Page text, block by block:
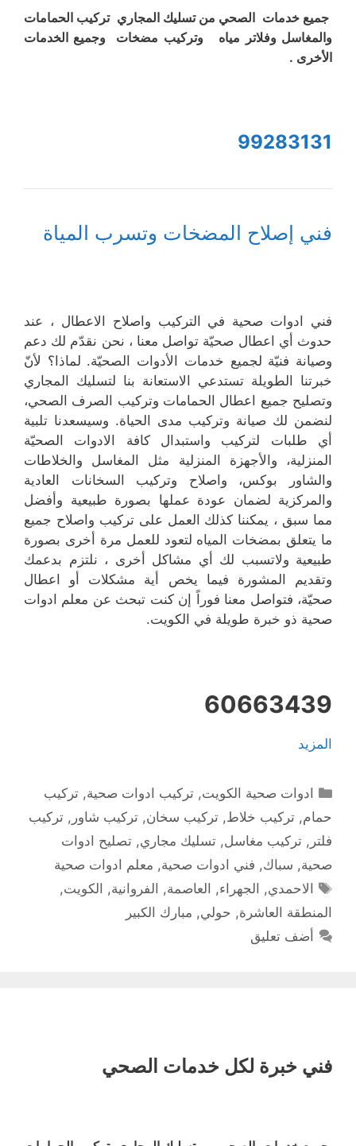
جميع خدمات الصحي من تسليك المجاري تركيب الحمامات
والمغاسل وفلاتر مياه وتركيب مضخات وجميع الخدمات
الأخرى .
99283131
فني إصلاح المضخات وتسرب المياة
فني ادوات صحية في التركيب واصلاح الاعطال ، عند
حدوث أي اعطال صحيّة تواصل معنا ، نحن نقدّم لك دعم
وصيانة فنيّة لجميع خدمات الأدوات الصحيّة. لماذا؟ لأنّ
خبرتنا الطويلة تستدعي الاستعانة بنا لتسليك المجاري
وتصليح جميع اعطال الحمامات وتركيب الصرف الصحي،
لنضمن لك صيانة وتركيب مدى الحياة. وسيسعدنا تلبية
أي طلبات لتركيب واستبدال كافة الادوات الصحيّة
المنزلية، والأجهزة المنزلية مثل المغاسل والخلاطات
والشاور بوكس، واصلاح وتركيب السخانات العادية
والمركزية لضمان عودة عملها بصورة طبيعية وأفضل
مما سبق ، يمكننا كذلك العمل على تركيب واصلاح جميع
ما يتعلق بمضخات المياه لتعود للعمل مرة أخرى بصورة
طبيعية ولاتسبب لك أي مشاكل أخرى ، نلتزم بدعمك
وتقديم المشورة فيما يخص أية مشكلات أو اعطال
صحيّة، فتواصل معنا فوراً إن كنت تبحث عن معلم ادوات
صحية ذو خبرة طويلة في الكويت.
60663439
المزيد
التصنيفات
ادوات صحية الكويت,تركيب ادوات صحية,تركيب
حمام, تركيب خلاط, تركيب سخان, تركيب شاور , تركيب
فلتر , تركيب مغاسل, تسليك مجاري, تصليح ادوات
صحية, سباك, فني ادوات صحية, معلم ادوات صحية
الوسوم
الاحمدي, الجهراء, العاصمة, الفروانية, الكويت,
المنطقة العاشرة, حولي, مبارك الكبير
أضف تعليق
فني خبرة لكل خدمات الصحي